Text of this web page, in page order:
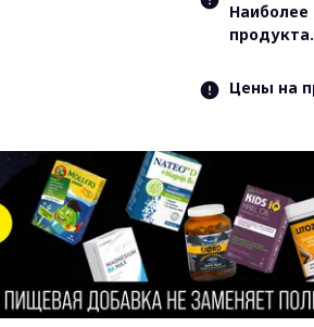
продукта.
Цены на